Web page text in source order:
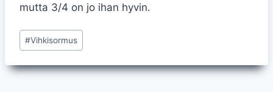
mutta 3/4 on jo ihan hyvin.
Avainsanat:
#Vihkisormus